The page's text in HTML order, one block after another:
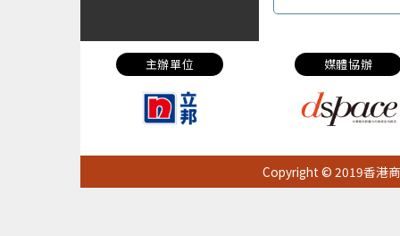
主辦單位 媒體協辦
Copyright © 2019香港